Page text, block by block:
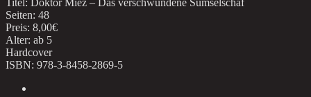
Seiten: 48
Preis: 8,00€
Alter: ab 5
Hardcover
ISBN: 978-3-8458-2869-5